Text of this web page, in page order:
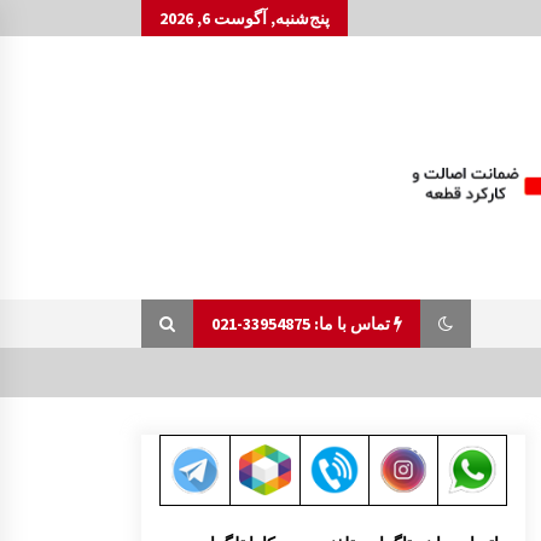
پنج‌شنبه, آگوست 6, 2026
تماس با ما: 33954875-021
پایه قفل درب موتور مزدا 323 GLX , FL
1:20 ب.ظ